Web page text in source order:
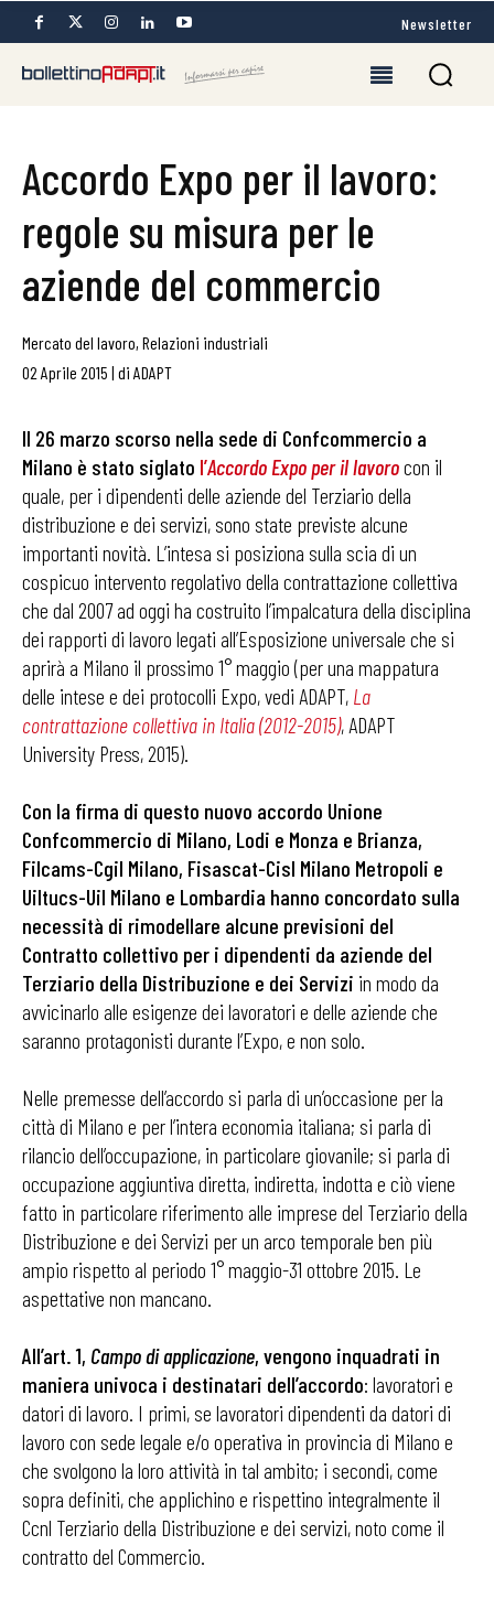
Newsletter
Accordo Expo per il lavoro:
regole su misura per le
aziende del commercio
Mercato del lavoro, Relazioni industriali
02 Aprile 2015 | di ADAPT
Il 26 marzo scorso nella sede di Confcommercio a
Milano è stato siglato l’Accordo Expo per il lavorocon il
quale, per i dipendenti delle aziende del Terziario della
distribuzione e dei servizi, sono state previste alcune
importanti novità. L’intesa si posiziona sulla scia di un
cospicuo intervento regolativo della contrattazione collettiva
che dal 2007 ad oggi ha costruito l’impalcatura della disciplina
dei rapporti di lavoro legati all’Esposizione universale che si
aprirà a Milano il prossimo 1° maggio (per una mappatura
delle intese e dei protocolli Expo, vedi ADAPT, La
contrattazione collettiva in Italia (2012-2015), ADAPT
University Press, 2015).
Con la firma di questo nuovo accordo Unione
Confcommercio di Milano, Lodi e Monza e Brianza,
Filcams-Cgil Milano, Fisascat-Cisl Milano Metropoli e
Uiltucs-Uil Milano e Lombardia hanno concordato sulla
necessità di rimodellare alcune previsioni del
Contratto collettivo per i dipendenti da aziende del
Terziario della Distribuzione e dei Servizi in modo da
avvicinarlo alle esigenze dei lavoratori e delle aziende che
saranno protagonisti durante l’Expo, e non solo.
Nelle premesse dell’accordo si parla di un’occasione per la
città di Milano e per l’intera economia italiana; si parla di
rilancio dell’occupazione, in particolare giovanile; si parla di
occupazione aggiuntiva diretta, indiretta, indotta e ciò viene
fatto in particolare riferimento alle imprese del Terziario della
Distribuzione e dei Servizi per un arco temporale ben più
ampio rispetto al periodo 1° maggio-31 ottobre 2015. Le
aspettative non mancano.
All’art. 1, Campo di applicazione, vengono inquadrati in
maniera univoca i destinatari dell’accordo: lavoratori e
datori di lavoro. I primi, se lavoratori dipendenti da datori di
lavoro con sede legale e/o operativa in provincia di Milano e
che svolgono la loro attività in tal ambito; i secondi, come
sopra definiti, che applichino e rispettino integralmente il
Ccnl Terziario della Distribuzione e dei servizi, noto come il
contratto del Commercio.